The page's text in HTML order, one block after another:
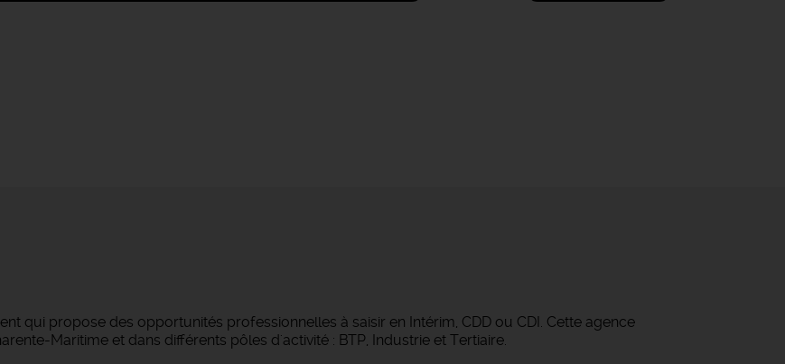
qui propose des opportunités professionnelles à saisir en Intérim, CDD ou CDI. Cette agence
Maritime et dans différents pôles d'activité : BTP, Industrie et Tertiaire.